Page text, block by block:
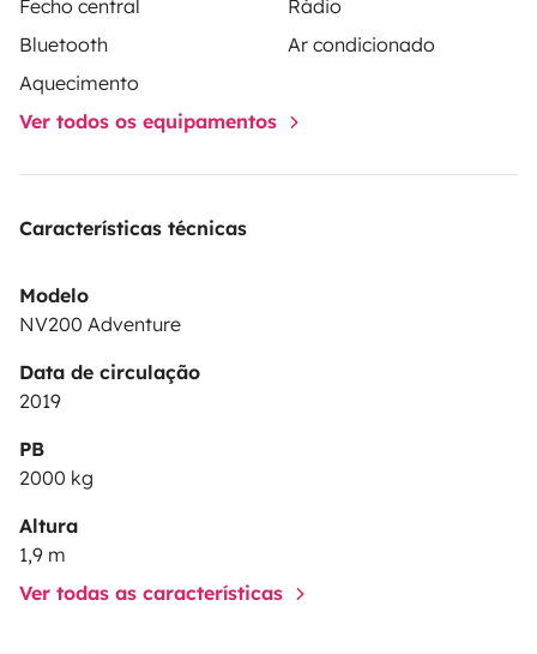
de semana romântico
Uma viagem de estrada a
soloUma escapadinha à natureza fora dos roteiros
habituaisReserve, siga viagem e deixe-se levar. A sua
Fecho central
Rádio
Bluetooth
Ar condicionado
Aquecimento
Ver todos os equipamentos
Características técnicas
Modelo
NV200 Adventure
Data de circulação
2019
PB
2000 kg
Altura
1,9 m
Ver todas as características